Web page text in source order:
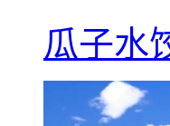
瓜子水